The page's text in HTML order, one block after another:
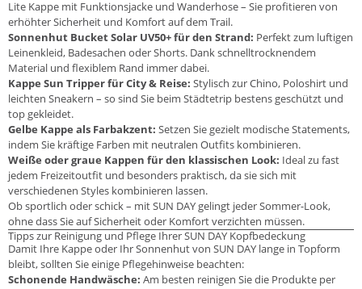
Lite Kappe mit Funktionsjacke und Wanderhose – Sie profitieren von
erhöhter Sicherheit und Komfort auf dem Trail.
Sonnenhut Bucket Solar UV50+ für den Strand: Perfekt zum luftigen
Leinenkleid, Badesachen oder Shorts. Dank schnelltrocknendem
Material und flexiblem Rand immer dabei.
Kappe Sun Tripper für City & Reise: Stylisch zur Chino, Poloshirt und
leichten Sneakern – so sind Sie beim Städtetrip bestens geschützt und
top gekleidet.
Gelbe Kappe als Farbakzent: Setzen Sie gezielt modische Statements,
indem Sie kräftige Farben mit neutralen Outfits kombinieren.
Weiße oder graue Kappen für den klassischen Look: Ideal zu fast
jedem Freizeitoutfit und besonders praktisch, da sie sich mit
verschiedenen Styles kombinieren lassen.
Ob sportlich oder schick – mit SUN DAY gelingt jeder Sommer-Look,
ohne dass Sie auf Sicherheit oder Komfort verzichten müssen.
Tipps zur Reinigung und Pflege Ihrer SUN DAY Kopfbedeckung
Damit Ihre Kappe oder Ihr Sonnenhut von SUN DAY lange in Topform
bleibt, sollten Sie einige Pflegehinweise beachten:
Schonende Handwäsche: Am besten reinigen Sie die Produkte per